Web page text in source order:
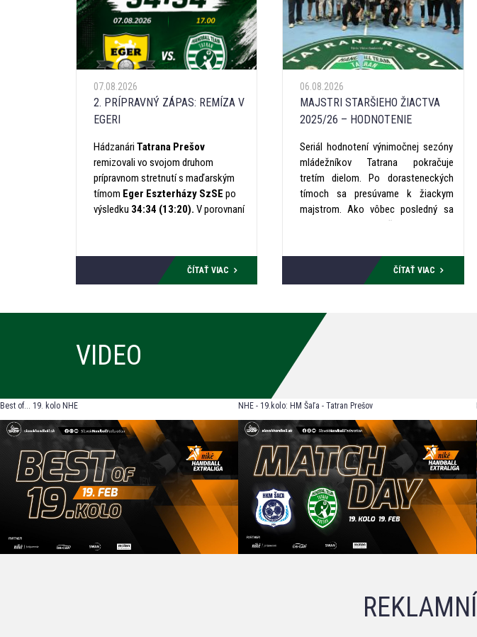
07.08.2026
2. PRÍPRAVNÝ ZÁPAS: REMÍZA V
EGERI
Hádzanári Tatrana Prešov
remizovali vo svojom druhom
prípravnom stretnutí s maďarským
tímom Eger Eszterházy SzSE po
výsledku 34:34 (13:20). V porovnaní
Budai Farkasokbol priebeh duelu
podobný, no s opačným scenárom.
ČÍTAŤ VIAC
06.08.2026
MAJSTRI STARŠIEHO ŽIACTVA
2025/26 – HODNOTENIE
Seriál hodnotení výnimočnej sezóny
mládežníkov Tatrana pokračuje
tretím dielom. Po dorasteneckých
tímoch sa presúvame k žiackym
majstrom. Ako vôbec posledný sa
o rekordný zápis šiestich trofejí
postaralistarší žiacinášho klubu,
ktorí triumfovali na záver sezóny na
domácom turnaji majstrovstiev
trénerMaroš Čorej
ČÍTAŤ VIAC
VIDEO
Best of... 19. kolo NHE NHE - 19.kolo: HM Šaľa - Tatran Prešov
REKLAMNÍ